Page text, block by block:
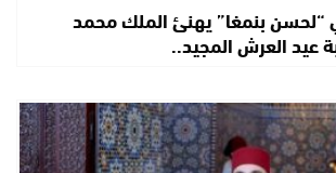
“لحسن بنمغا” يهنئ الملك محمد
عيد العرش المجيد..